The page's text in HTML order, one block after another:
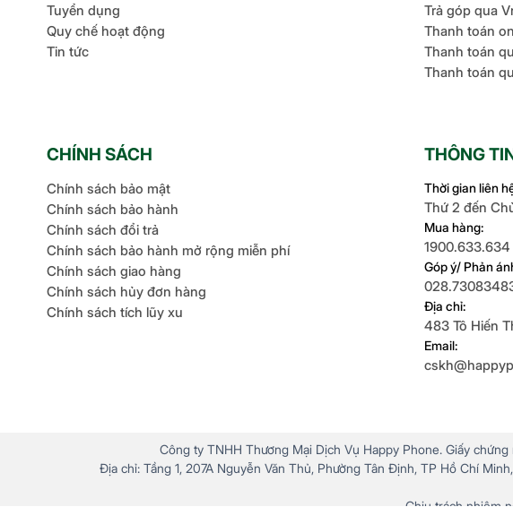
Tuyển dụng
Quy chế hoạt động
Tin tức
Trả góp qua
Thanh toán
Thanh toán
Thanh toán
CHÍNH SÁCH
Chính sách bảo mật
Chính sách bảo hành
Chính sách đổi trả
Chính sách bảo hành mở rộng miễn phí
Chính sách giao hàng
Chính sách hủy đơn hàng
Chính sách tích lũy xu
THÔNG
Thời gian liên
Thứ 2 đến
Mua hàng:
1900.633.634
Góp ý/ Phản
Địa chỉ:
483 Tô Hiến
Email:
Công ty TNHH Thương Mại Dịch Vụ Happy Phone. Giấy
Địa chỉ: Tầng 1, 207A Nguyễn Văn Thủ, Phường Tân Định, TP Hồ Chí